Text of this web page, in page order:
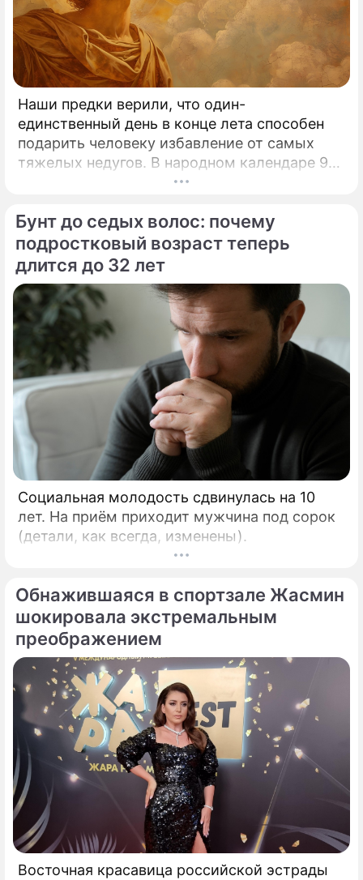
Наши предки верили, что один-
единственный день в конце лета способен
подарить человеку избавление от самых
тяжелых недугов. В народном календаре 9
августа занимает особое, почти
Бунт до седых волос: почему
подростковый возраст теперь
длится до 32 лет
Социальная молодость сдвинулась на 10
лет. На приём приходит мужчина под сорок
(детали, как всегда, изменены).
Обнажившаяся в спортзале Жасмин
шокировала экстремальным
преображением
Восточная красавица российской эстрады